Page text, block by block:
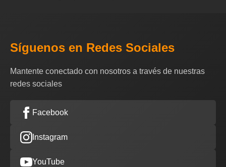
Síguenos en Redes Sociales
Mantente conectado con nosotros a través de nuestras
redes sociales
Facebook
Instagram
YouTube